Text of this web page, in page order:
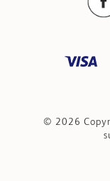
© 2026